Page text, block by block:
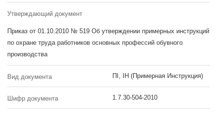
Утверждающий документ
Приказ от 01.10.2010 № 519 Об утверждении примерных инструкций
по охране труда работников основных профессий обувного
производства
Вид документа ПІ, ІН (Примерная Инструкция)
Шифр документа 1.7.30-504-2010